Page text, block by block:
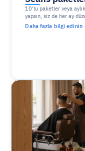
10'lu paketler veya
yapsın, siz de her ay
Daha fazla bilgi edinin